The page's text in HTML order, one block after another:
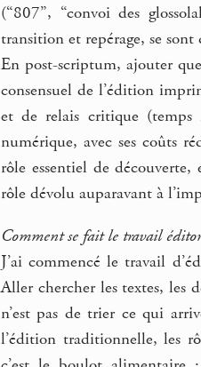
(“807”, “convoi des
transition et repérage, se
En post-scriptum, ajouter
consensuel de l’édition
et de relais critique (temps
numérique, avec ses coûts
rôle essentiel de
rôle dévolu auparavant à
Comment se fait le travail
J’ai commencé le travail
Aller chercher les textes, les
n’est pas de trier ce qui
l’édition traditionnelle, les